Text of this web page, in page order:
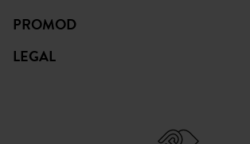
PROMOD
LEGAL